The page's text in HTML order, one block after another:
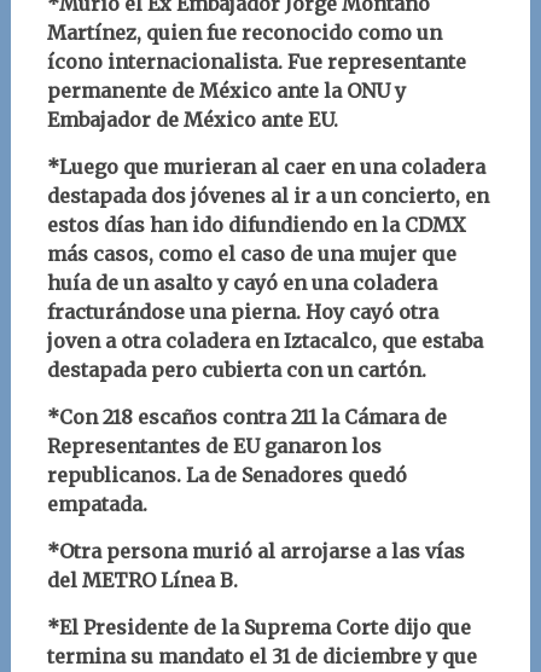
Martínez, quien fue reconocido como un
ícono internacionalista. Fue representante
permanente de México ante la ONU y
Embajador de México ante EU.
*Luego que murieran al caer en una coladera
destapada dos jóvenes al ir a un concierto, en
estos días han ido difundiendo en la CDMX
más casos, como el caso de una mujer que
huía de un asalto y cayó en una coladera
fracturándose una pierna. Hoy cayó otra
joven a otra coladera en Iztacalco, que estaba
destapada pero cubierta con un cartón.
*Con 218 escaños contra 211 la Cámara de
Representantes de EU ganaron los
republicanos. La de Senadores quedó
empatada.
*Otra persona murió al arrojarse a las vías
del METRO Línea B.
*El Presidente de la Suprema Corte dijo que
termina su mandato el 31 de diciembre y que